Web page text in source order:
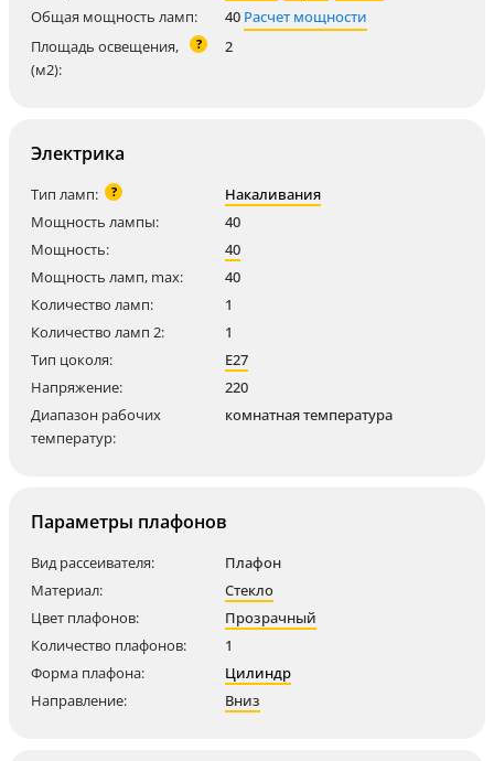
Общая мощность ламп:
40 Расчет мощности
Площадь освещения,
(м2):
? 2
Электрика
Тип ламп: ?
Накаливания
Мощность лампы:
40
Мощность:
40
Мощность ламп, max:
40
Количество ламп:
1
Количество ламп 2:
1
Тип цоколя:
E27
Напряжение:
220
Диапазон рабочих
температур:
комнатная температура
Параметры плафонов
Вид рассеивателя:
Плафон
Материал:
Стекло
Цвет плафонов:
Прозрачный
Количество плафонов:
1
Форма плафона:
Цилиндр
Направление:
Вниз